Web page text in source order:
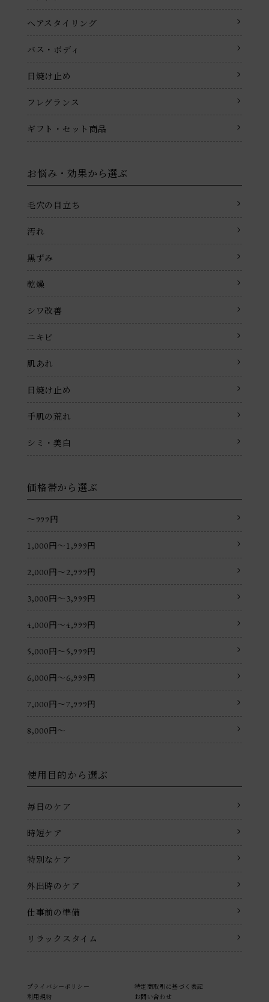
ヘアスタイリング
バス・ボディ
日焼け止め
フレグランス
ギフト・セット商品
お悩み・効果から選ぶ
毛穴の目立ち
汚れ
黒ずみ
乾燥
シワ改善
ニキビ
肌あれ
日焼け止め
手肌の荒れ
シミ・美白
価格帯から選ぶ
〜999円
1,000円〜1,999円
2,000円〜2,999円
3,000円〜3,999円
4,000円〜4,999円
5,000円〜5,999円
6,000円〜6,999円
7,000円〜7,999円
8,000円〜
使用目的から選ぶ
毎日のケア
時短ケア
特別なケア
外出時のケア
仕事前の準備
リラックスタイム
プライバシーポリシー
特定商取引に基づく表記
利用規約
お問い合わせ